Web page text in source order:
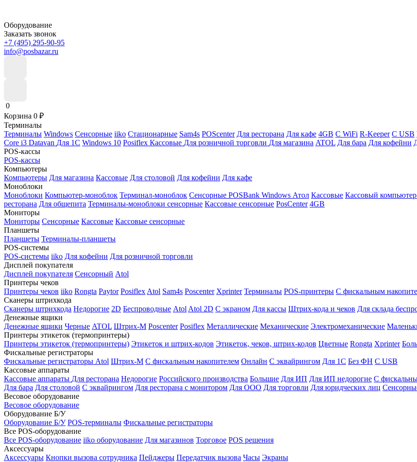
Оборудование
Заказать звонок
+7 (495) 295-90-95
info@posbazar.ru
0
Корзина 0 ₽
Терминалы
Терминалы Windows Сенсорные iiko Стационарные Sam4s POScenter Для ресторана Для кафе 4GB С WiFi R-Keeper С USB
Core i3 Datavan Для 1С Windows 10 Posiflex Кассовые Для розничной торговли Для магазина ATOL Для бара Для кофейни
POS-кассы
POS-кассы
Компьютеры
Компьютеры Для магазина Кассовые Для столовой Для кофейни Для кафе
Моноблоки
Моноблоки Компьютер-моноблок Терминал-моноблок Сенсорные POSBank Windows Атол Кассовые Кассовый
ресторана Для общепита Терминалы-моноблоки сенсорные Кассовые сенсорные PosCenter 4GB
Мониторы
Мониторы Сенсорные Кассовые Кассовые сенсорные
Планшеты
Планшеты Терминалы-планшеты
POS-системы
POS-системы iiko Для кофейни Для розничной торговли
Дисплей покупателя
Дисплей покупателя Сенсорный Atol
Принтеры чеков
Принтеры чеков iiko Rongta Paytor Posiflex Atol Sam4s Poscenter Xprinter Терминалы POS-принтеры С фискальным
Сканеры штрихкода
Сканеры штрихкода Недорогие 2D Беспроводные Atol Atol 2D С экраном Для кассы Штрих-кода и чеков Для склада
Денежные ящики
Денежные ящики Черные ATOL Штрих-М Poscenter Posiflex Металлические Механические Электромеханические
Принтеры этикеток (термопринтеры)
Принтеры этикеток (термопринтеры) Этикеток и штрих-кодов Этикеток, чеков, штрих-кодов Цветные Rongta Xprinter
Фискальные регистраторы
Фискальные регистраторы Atol Штрих-М С фискальным накопителем Онлайн С эквайрингом Для 1С Без ФН С USB
Кассовые аппараты
Кассовые аппараты Для ресторана Недорогие Российского производства Большие Для ИП Для ИП недорогие С
Для бара Для столовой С эквайрингом Для ресторана с монитором Для ООО Для торговли Для юридческих лиц
Весовое оборудование
Весовое оборудование
Оборудование Б/У
Оборудование Б/У POS-терминалы Фискальные регистраторы
Все POS-оборудование
Все POS-оборудование iiko оборудование Для магазинов Торговое POS решения
Аксессуары
Аксессуары Кнопки вызова сотрудника Пейджеры Передатчик вызова Часы Экраны